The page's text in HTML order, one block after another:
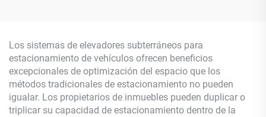
Los sistemas de elevadores subterráneos para
estacionamiento de vehículos ofrecen beneficios
excepcionales de optimización del espacio que los
métodos tradicionales de estacionamiento no pueden
igualar. Los propietarios de inmuebles pueden duplicar o
triplicar su capacidad de estacionamiento dentro de la